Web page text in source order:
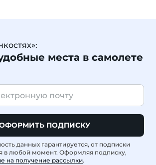
места в самолете
ПОДПИСКУ
данных гарантируется, от подписки
в любой момент. Оформляя подписку,
на получение рассылки.